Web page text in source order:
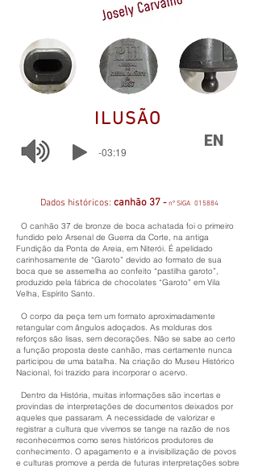
ILUSÃO
-03:19
EN
Dados históricos: canhão 37 -nº SIGA 015884
O canhão 37 de bronze de boca achatada foi o primeiro
fundido pelo Arsenal de Guerra da Corte, na antiga
Fundição da Ponta de Areia, em Niterói. É apelidado
carinhosamente de “Garoto” devido ao formato de sua
boca que se assemelha ao confeito “pastilha garoto”,
produzido pela fábrica de chocolates “Garoto” em Vila
Velha, Espírito Santo.
O corpo da peça tem um formato aproximadamente
retangular com ângulos adoçados. As molduras dos
reforços são lisas, sem decorações. Não se sabe ao certo
a função proposta deste canhão, mas certamente nunca
participou de uma batalha. Na criação do Museu Histórico
Nacional, foi trazido para incorporar o acervo.
Dentro da História, muitas informações são incertas e
provindas de interpretações de documentos deixados por
aqueles que passaram. A necessidade de valorizar e
registrar a cultura que vivemos se tange na razão de nos
reconhecermos como seres históricos produtores de
conhecimento. O apagamento e a invisibilização de povos
e culturas promove a perda de futuras interpretações sobre